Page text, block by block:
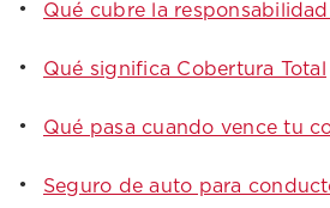
Qué cubre la responsabilidad
Qué significa Cobertura Total
Qué pasa cuando vence tu
Seguro de auto para